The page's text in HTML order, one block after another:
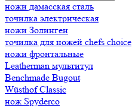
ножи дамасская сталь
точилка электрическая
ножи Золинген
точилка для ножей chefs choice
ножи фронтальные
Leatherman мультитул
Benchmade Bugout
Wüsthof Classic
нож Spyderco